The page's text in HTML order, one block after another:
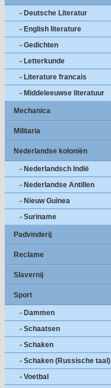
- Deutsche Literatur
- English literature
- Gedichten
- Letterkunde
- Literature francais
- Middeleeuwse literatuur
Mechanica
Militaria
Nederlandse koloniën
- Nederlandsch Indië
- Nederlandse Antillen
- Nieuw Guinea
- Suriname
Padvinderij
Reclame
Slavernij
Sport
- Dammen
- Schaatsen
- Schaken
- Schaken (Russische taal)
- Voetbal